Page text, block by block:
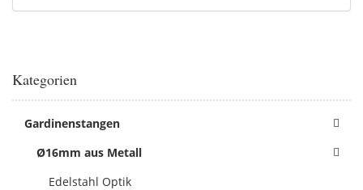
Kategorien
Gardinenstangen
Ø16mm aus Metall
Edelstahl Optik